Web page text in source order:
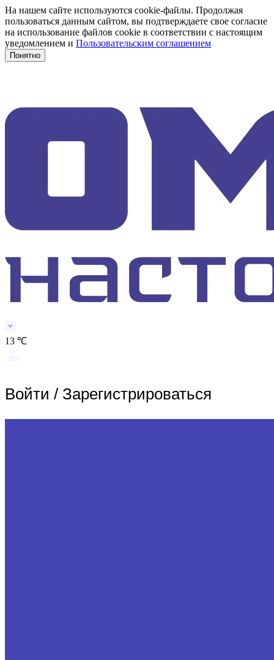
На нашем сайте используются cookie-файлы. Продолжая
пользоваться данным сайтом, вы подтверждаете свое согласие
на использование файлов cookie в соответствии с настоящим
уведомлением и Пользовательским соглашением
Понятно
13 ℃
Войти / Зарегистрироваться